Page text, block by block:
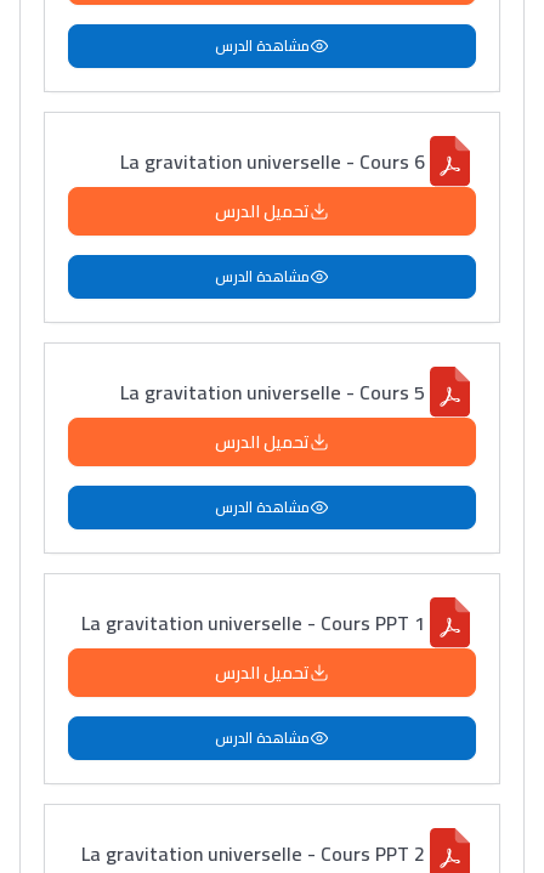
مشاهدة الدرس
La gravitation universelle - Cours 6
تحميل الدرس
مشاهدة الدرس
La gravitation universelle - Cours 5
تحميل الدرس
مشاهدة الدرس
La gravitation universelle - Cours PPT 1
تحميل الدرس
مشاهدة الدرس
La gravitation universelle - Cours PPT 2